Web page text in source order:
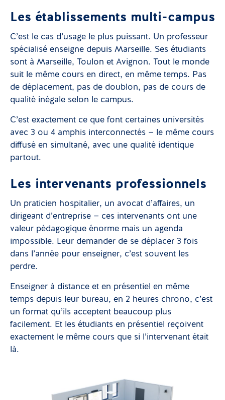
Les établissements multi-campus
C’est le cas d’usage le plus puissant. Un professeur
spécialisé enseigne depuis Marseille. Ses étudiants
sont à Marseille, Toulon et Avignon. Tout le monde
suit le même cours en direct, en même temps. Pas
de déplacement, pas de doublon, pas de cours de
qualité inégale selon le campus.
C’est exactement ce que font certaines universités
avec 3 ou 4 amphis interconnectés — le même cours
diffusé en simultané, avec une qualité identique
partout.
Les intervenants professionnels
Un praticien hospitalier, un avocat d’affaires, un
dirigeant d’entreprise — ces intervenants ont une
valeur pédagogique énorme mais un agenda
impossible. Leur demander de se déplacer 3 fois
dans l’année pour enseigner, c’est souvent les
perdre.
Enseigner à distance et en présentiel en même
temps depuis leur bureau, en 2 heures chrono, c’est
un format qu’ils acceptent beaucoup plus
facilement. Et les étudiants en présentiel reçoivent
exactement le même cours que si l’intervenant était
là.